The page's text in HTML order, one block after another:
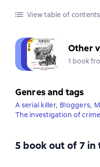
View table of contents
Other
1 book
Genres and tags
A serial killer, Bloggers,
The investigation of
5 book out of 7 in